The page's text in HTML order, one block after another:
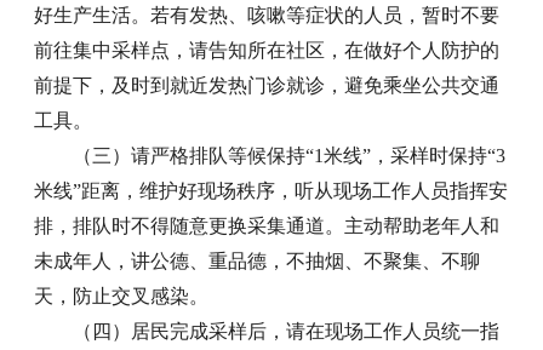
好生产生活。若有发热、咳嗽等症状的人员，暂时不要
前往集中采样点，请告知所在社区，在做好个人防护的
前提下，及时到就近发热门诊就诊，避免乘坐公共交通
工具。
（三）请严格排队等候保持“1米线”，采样时保持“3
米线”距离，维护好现场秩序，听从现场工作人员指挥安
排，排队时不得随意更换采集通道。主动帮助老年人和
未成年人，讲公德、重品德，不抽烟、不聚集、不聊
天，防止交叉感染。
（四）居民完成采样后，请在现场工作人员统一指